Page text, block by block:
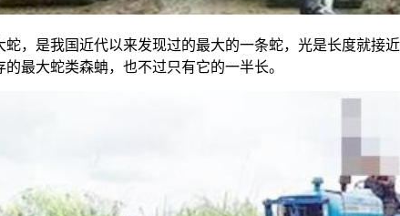
，是我国近代以来发现过的最大的一条蛇，光是长度就接
最大蛇类森蚺，也不过只有它的一半长。